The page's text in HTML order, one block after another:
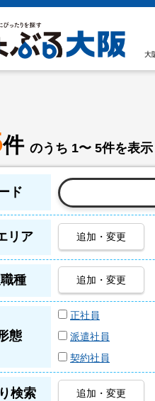
大
件 のうち 1〜 5件を表示
ド
リア 追加・変更
種 追加・変更
態
正社員
派遣社員
契約社員
検索 追加・変更